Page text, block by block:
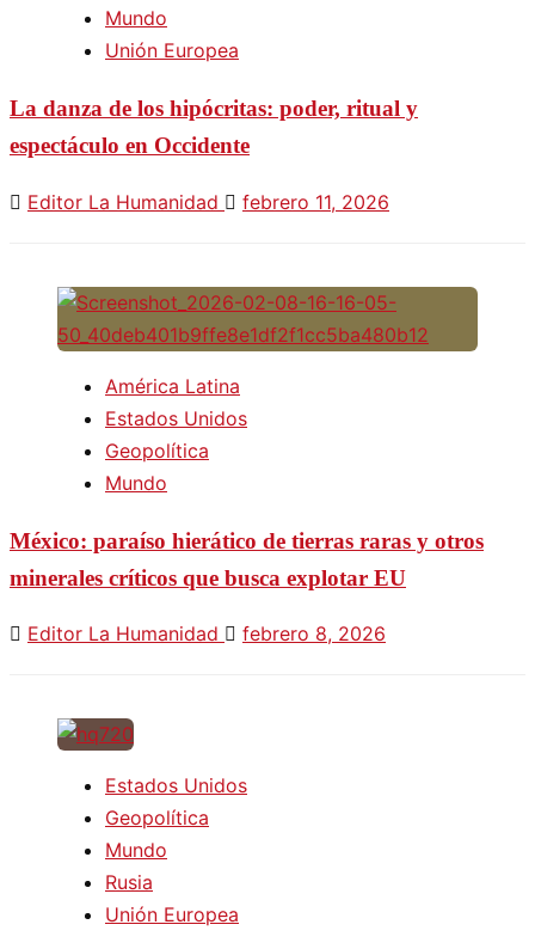
Mundo
Unión Europea
La danza de los hipócritas: poder, ritual y
espectáculo en Occidente
Editor La Humanidad febrero 11, 2026
América Latina
Estados Unidos
Geopolítica
Mundo
México: paraíso hierático de tierras raras y otros
minerales críticos que busca explotar EU
Editor La Humanidad febrero 8, 2026
Estados Unidos
Geopolítica
Mundo
Rusia
Unión Europea